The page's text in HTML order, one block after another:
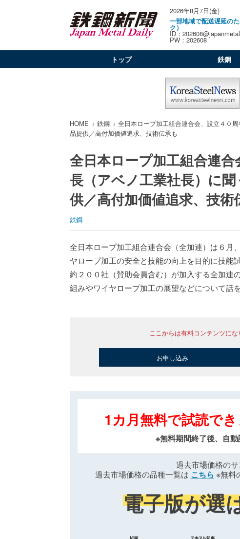
2026年8月7日(金)
一部地域で配送遅延の
ク）
ID：
PW：202608
トップ 鉄鋼
HOME 鉄鋼
全日本ロープ加工組合連合会、設立４０
品提供／高付加価値追求、技術伝承も
全日本ロープ加工組合連
長（アベノ工業社長）に
供／高付加価値追求、技術
鉄鋼
全日本ロープ加工組合連合会（全加連）は６月
ヤロープ加工の安全と技能の向上を目的に技能
約２００社（賛助会員含む）が加入する全加連
組みやワイヤロープ加工の展望などについて話を
ここからは有料コンテンツにな
お申し込み
1カ月無料で試読で
※無料期間終了後、自
過去市場価格の
過去市場価格の品種一覧は こちら ※無料
電子版が選